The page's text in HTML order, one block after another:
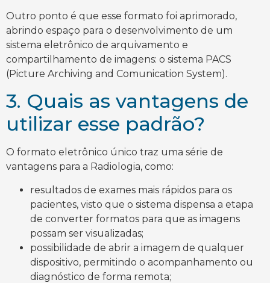
Outro ponto é que esse formato foi aprimorado,
abrindo espaço para o desenvolvimento de um
sistema eletrônico de arquivamento e
compartilhamento de imagens: o sistema PACS
(Picture Archiving and Comunication System).
3. Quais as vantagens de
utilizar esse padrão?
O formato eletrônico único traz uma série de
vantagens para a Radiologia, como:
resultados de exames mais rápidos para os
pacientes, visto que o sistema dispensa a etapa
de converter formatos para que as imagens
possam ser visualizadas;
possibilidade de abrir a imagem de qualquer
dispositivo, permitindo o acompanhamento ou
diagnóstico de forma remota;